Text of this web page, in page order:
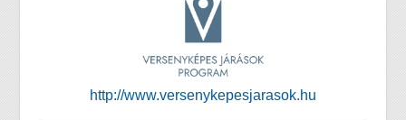
http://www.versenykepesjarasok.hu